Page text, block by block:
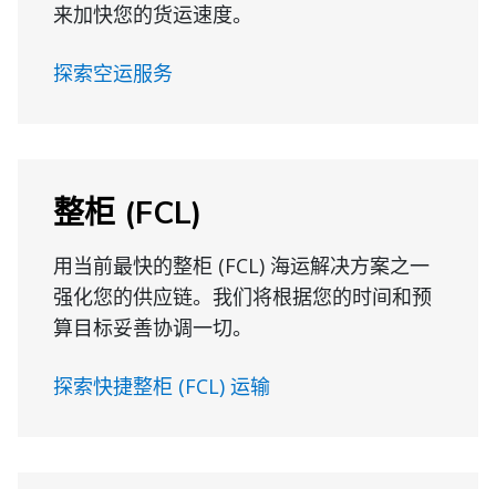
来加快您的货运速度。
探索空运服务
整柜 (FCL)
用当前最快的整柜 (FCL) 海运解决方案之一
强化您的供应链。我们将根据您的时间和预
算目标妥善协调一切。
探索快捷整柜 (FCL) 运输